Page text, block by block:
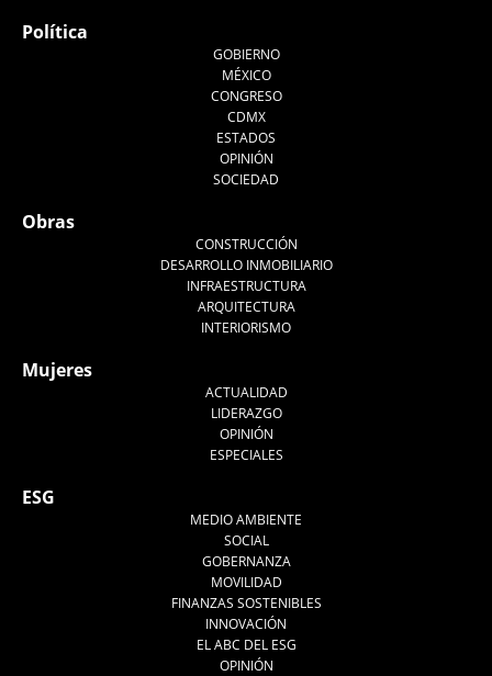
Política
GOBIERNO
MÉXICO
CONGRESO
CDMX
ESTADOS
OPINIÓN
SOCIEDAD
Obras
CONSTRUCCIÓN
DESARROLLO INMOBILIARIO
INFRAESTRUCTURA
ARQUITECTURA
INTERIORISMO
Mujeres
ACTUALIDAD
LIDERAZGO
OPINIÓN
ESPECIALES
ESG
MEDIO AMBIENTE
SOCIAL
GOBERNANZA
MOVILIDAD
FINANZAS SOSTENIBLES
INNOVACIÓN
EL ABC DEL ESG
OPINIÓN